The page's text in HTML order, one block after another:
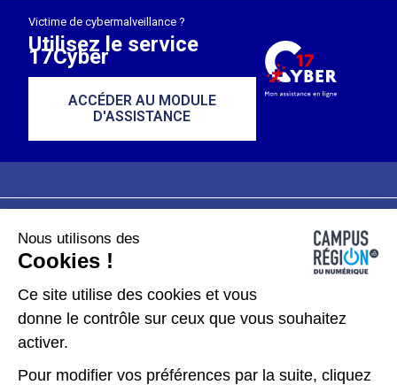
Victime de cybermalveillance ?
Utilisez le service
17Cyber
ACCÉDER AU MODULE
D'ASSISTANCE
Plan du site
Données personnelles
Gérer les cookies
Kit de communication
Nous utilisons des
Cookies !
Ce site utilise des cookies et vous
donne le contrôle sur ceux que vous souhaitez
activer.
Pour modifier vos préférences par la suite, cliquez